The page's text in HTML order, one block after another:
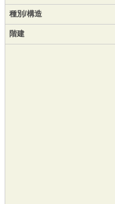
種別/構造
階建